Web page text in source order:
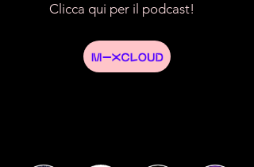
Clicca qui per il podcast!